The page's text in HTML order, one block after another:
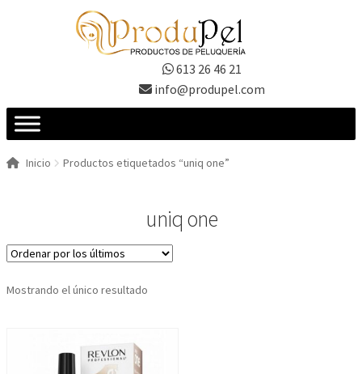
613 26 46 21
info@produpel.com
Inicio Productos etiquetados “uniq one”
uniq one
Mostrando el único resultado